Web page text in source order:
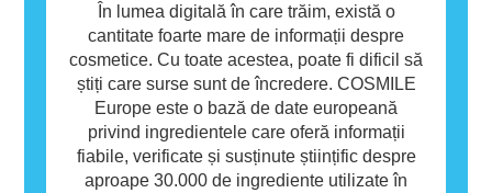
În lumea digitală în care trăim, există o
cantitate foarte mare de informații despre
cosmetice. Cu toate acestea, poate fi dificil să
știți care surse sunt de încredere. COSMILE
Europe este o bază de date europeană
privind ingredientele care oferă informații
fiabile, verificate și susținute științific despre
aproape 30.000 de ingrediente utilizate în